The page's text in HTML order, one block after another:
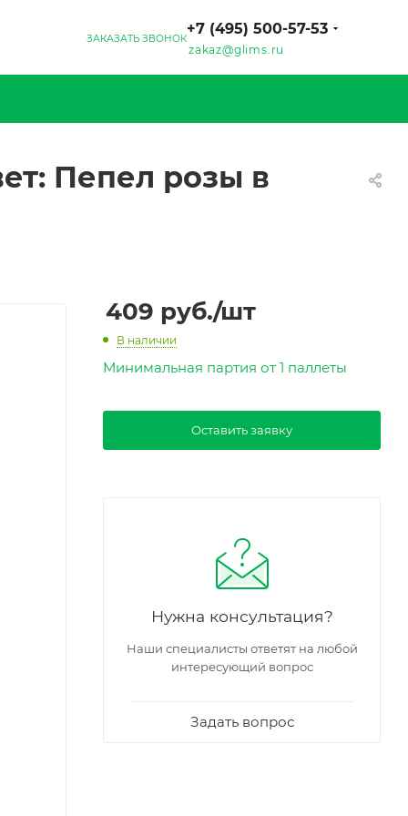
ЗАКАЗАТЬ ЗВОНОК
+7 (495) 500-57-53
zakaz@glims.ru
Пепел розы в
409 руб./шт
В наличии
Минимальная партия от 1 паллеты
Оставить заявку
Нужна консультация?
Наши специалисты ответят на любой
интересующий вопрос
Задать вопрос